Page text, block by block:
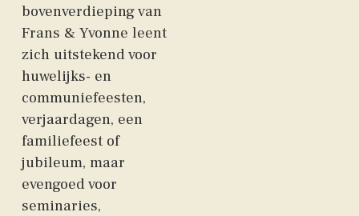
bovenverdieping van
Frans & Yvonne leent
zich uitstekend voor
huwelijks- en
communiefeesten,
verjaardagen, een
familiefeest of
jubileum, maar
evengoed voor
seminaries,